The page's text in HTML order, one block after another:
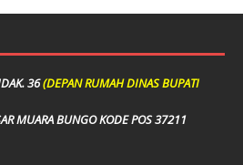
36(DEPAN RUMAH DINAS BUPATI
MUARA BUNGO KODE POS 37211